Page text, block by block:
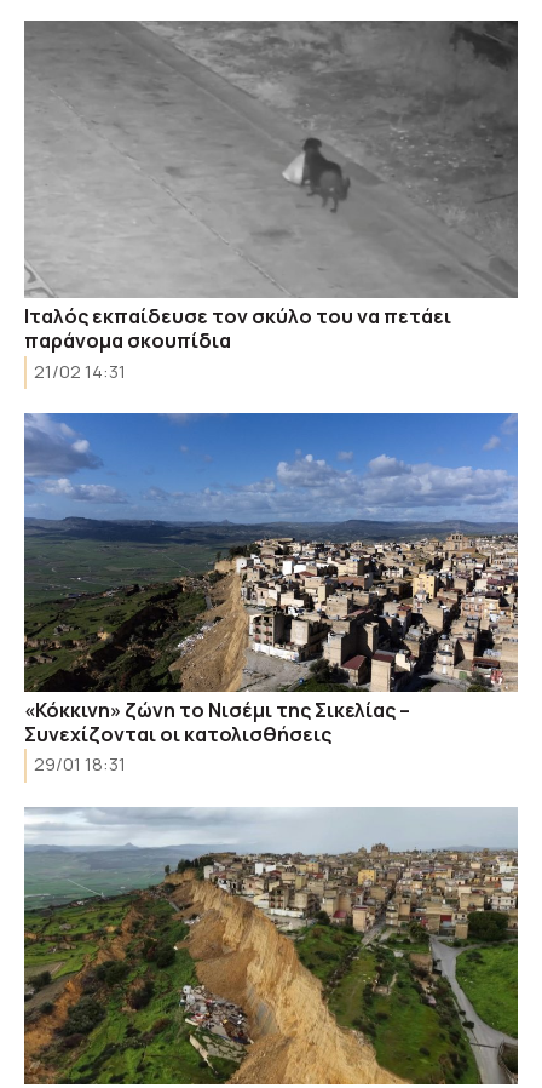
Ιταλός εκπαίδευσε τον σκύλο του να πετάει
παράνομα σκουπίδια
21/02 14:31
«Κόκκινη» ζώνη το Νισέμι της Σικελίας –
Συνεχίζονται οι κατολισθήσεις
29/01 18:31